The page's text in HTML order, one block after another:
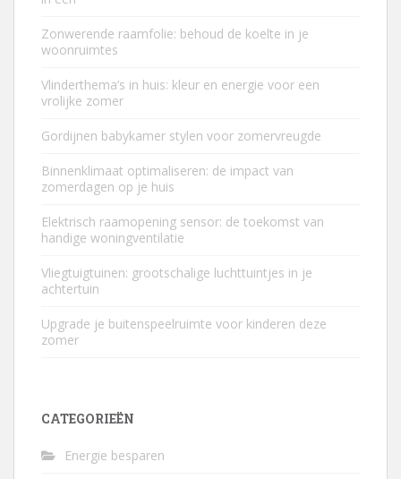
Zonwerende raamfolie: behoud de koelte in je
woonruimtes
Vlinderthema’s in huis: kleur en energie voor een
vrolijke zomer
Gordijnen babykamer stylen voor zomervreugde
Binnenklimaat optimaliseren: de impact van
zomerdagen op je huis
Elektrisch raamopening sensor: de toekomst van
handige woningventilatie
Vliegtuigtuinen: grootschalige luchttuintjes in je
achtertuin
Upgrade je buitenspeelruimte voor kinderen deze
zomer
CATEGORIEËN
Energie besparen